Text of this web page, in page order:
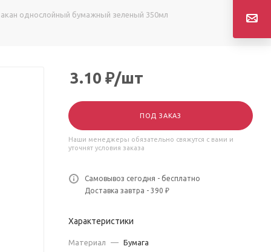
однослойный бумажный зеленый 350мл
3.10 ₽/шт
ПОД ЗАКАЗ
Наши менеджеры обязательно свяжутся с вами и
уточнят условия заказа
Самовывоз сегодня - бесплатно
Доставка завтра - 390 ₽
Характеристики
Материал — Бумага